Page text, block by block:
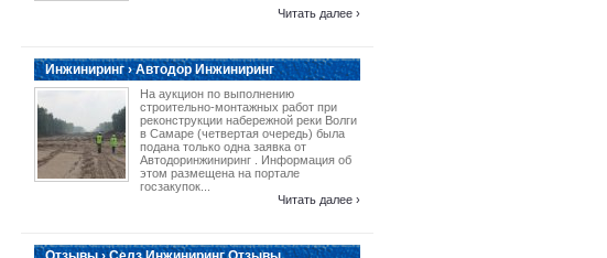
Читать далее ›
Инжиниринг › Автодор Инжиниринг
На аукцион по выполнению
строительно-монтажных работ при
реконструкции набережной реки Волги
в Самаре (четвертая очередь) была
подана только одна заявка от
Автодоринжиниринг . Информация об
этом размещена на портале
госзакупок...
Читать далее ›